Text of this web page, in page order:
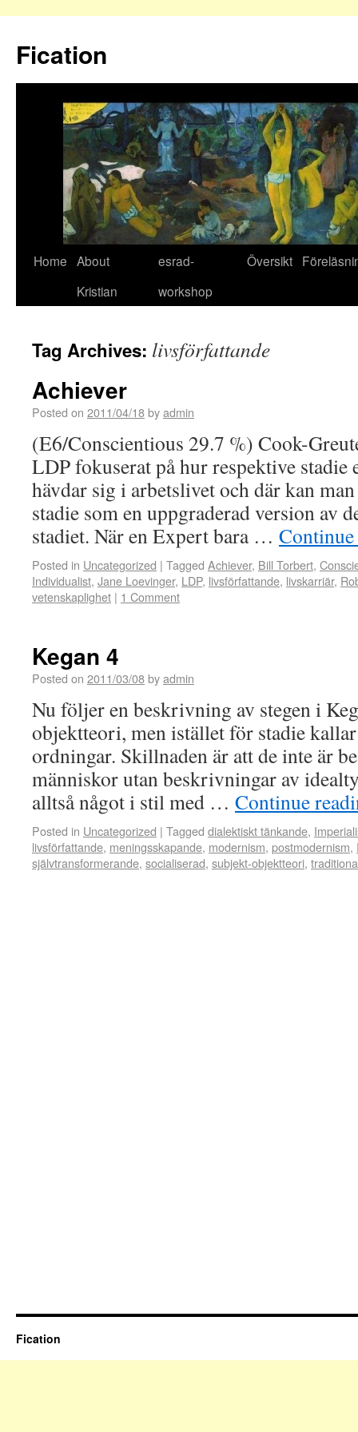
Fication
Home About
Kristian
esrad-
workshop
Översikt
Tag Archives: livsförfattande
Achiever
Posted on 2011/04/18byadmin
(E6/Conscientious 29.7 %) Cook-
LDP fokuserat på hur respektive stadie
hävdar sig i arbetslivet och där kan
stadie som en uppgraderad version av
stadiet. När en Expert bara …
Posted in Uncategorized | Tagged Achiever, Bill Torbert,
Individualist, Jane Loevinger, LDP, livsförfattande, livskarriär,
vetenskaplighet | 1 Comment
Kegan 4
Posted on 2011/03/08byadmin
Nu följer en beskrivning av stegen i
objektteori, men istället för stadie
ordningar. Skillnaden är att de inte är
människor utan beskrivningar av
alltså något i stil med … Continue
Posted in Uncategorized | Tagged dialektiskt tänkande,
livsförfattande, meningsskapande, modernism, postmodernism,
självtransformerande, socialiserad, subjekt-objektteori,
Fication